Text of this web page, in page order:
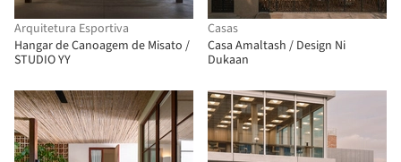
Arquitetura Esportiva
Hangar de Canoagem de Misato /
STUDIO YY
Casas
Casa Amaltash / Design Ni
Dukaan